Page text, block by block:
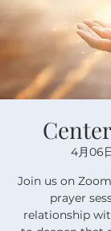
4月06
Join us on
prayer
relationship